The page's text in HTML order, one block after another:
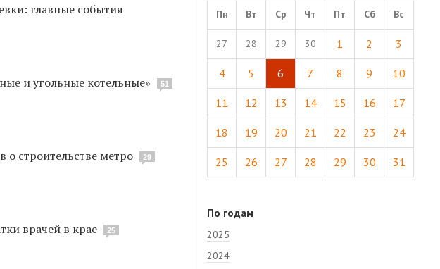
главные события
и угольные котельные» 51
о строительстве метро 29
врачей в крае 25
Пн Вт Ср Чт Пт Сб Вс
27 28 29 30 1 2 3
4 5 6 7 8 9 10
11 12 13 14 15 16 17
18 19 20 21 22 23 24
25 26 27 28 29 30 31
По годам
2025
2024